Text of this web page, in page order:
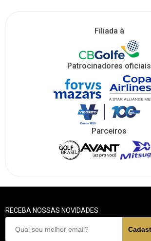
Filiada à
Patrocinadores oficiais
Parceiros
RECEBA NOSSAS NOVIDADES